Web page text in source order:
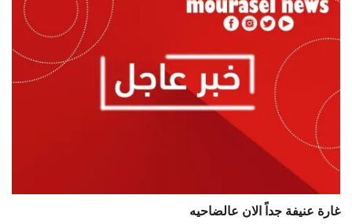
غارة عنيفة جداً الان عالضاحيه